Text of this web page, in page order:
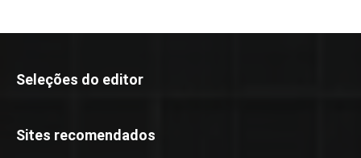
Seleções do editor
Sites recomendados